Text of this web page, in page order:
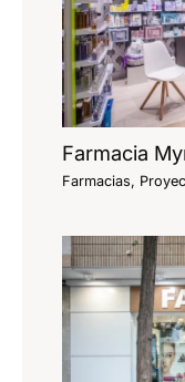
Farmacia
Farmacias,